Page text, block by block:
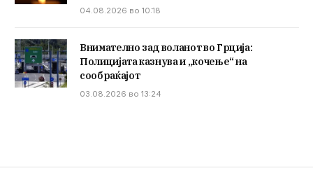
04.08.2026 во 10:18
Внимателно зад воланот во Грција:
Полицијата казнува и „кочење“ на
сообраќајот
03.08.2026 во 13:24